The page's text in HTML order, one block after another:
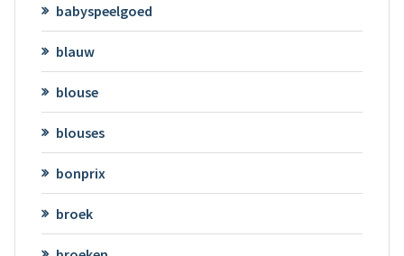
babyspeelgoed
blauw
blouse
blouses
bonprix
broek